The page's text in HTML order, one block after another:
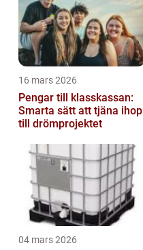
16 mars 2026
Pengar till klasskassan:
Smarta sätt att tjäna ihop
till drömprojektet
04 mars 2026